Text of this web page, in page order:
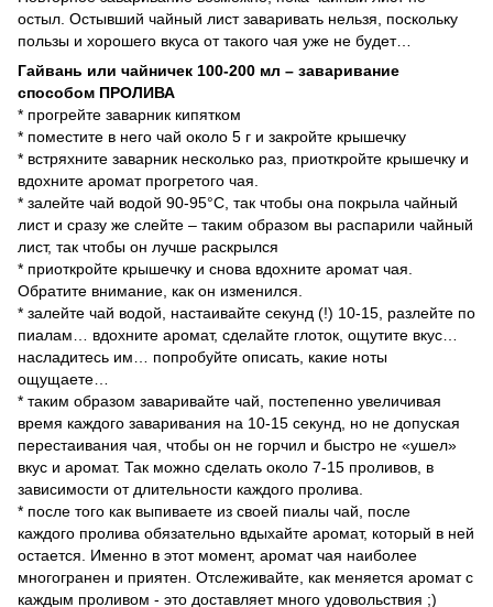
остыл. Остывший чайный лист заваривать нельзя, поскольку
пользы и хорошего вкуса от такого чая уже не будет…
Гайвань или чайничек 100-200 мл – заваривание
способом ПРОЛИВА
* прогрейте заварник кипятком
* поместите в него чай около 5 г и закройте крышечку
* встряхните заварник несколько раз, приоткройте крышечку и
вдохните аромат прогретого чая.
* залейте чай водой 90-95°С, так чтобы она покрыла чайный
лист и сразу же слейте – таким образом вы распарили чайный
лист, так чтобы он лучше раскрылся
* приоткройте крышечку и снова вдохните аромат чая.
Обратите внимание, как он изменился.
* залейте чай водой, настаивайте секунд (!) 10-15, разлейте по
пиалам… вдохните аромат, сделайте глоток, ощутите вкус…
насладитесь им… попробуйте описать, какие ноты
ощущаете…
* таким образом заваривайте чай, постепенно увеличивая
время каждого заваривания на 10-15 секунд, но не допуская
перестаивания чая, чтобы он не горчил и быстро не «ушел»
вкус и аромат. Так можно сделать около 7-15 проливов, в
зависимости от длительности каждого пролива.
* после того как выпиваете из своей пиалы чай, после
каждого пролива обязательно вдыхайте аромат, который в ней
остается. Именно в этот момент, аромат чая наиболее
многогранен и приятен. Отслеживайте, как меняется аромат с
каждым проливом - это доставляет много удовольствия ;)